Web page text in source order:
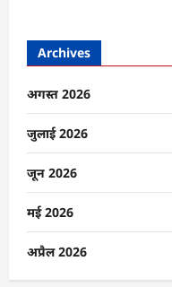
हटाने
से
बदल
है
भारत
का
सामाजिक
ढांचा?
के
और
Archives
अगस्त 2026
जुलाई 2026
जून 2026
मई 2026
अप्रैल 2026